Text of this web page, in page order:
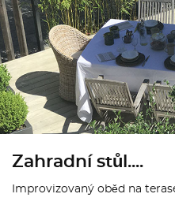
Zahradní stůl....
Improvizovaný oběd na